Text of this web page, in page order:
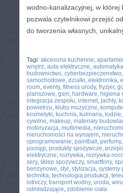
wodno-kanalizacyjnej, w której
pozwala czytelnikowi przejść
do tworzenia własnych,
Tagi: akcesoria kuchenne,
wnętrz, auta elektryczne, automatyka
budownictwo, cyberbezpieczenstwo,
samochodowe, działki, elektronika,
room, eventy, fitness urody, fryzjer,
planszowe, gsm, hardware, higiena
integracja zespołu, internet, jachty,
powietrzu, kluby muzyczne,
kosmetyki, kuchnia, kulinaria, łodzie,
cywilne, makeup, materiały
motoryzacja, multimedia,
nieruchomości na wynajem,
oprogramowanie, paintball , perfumy,
pociągi, produkty spożywcze,
elektryczne, rozrywka, rozrywka
sery, sklep spożywczy, smartfony,
benzynowe, styl , stylizacja, systemy
technika, technologia produkcji,
lotniczy, transport wodny, uroda,
odmładzające, zdobienie ciała